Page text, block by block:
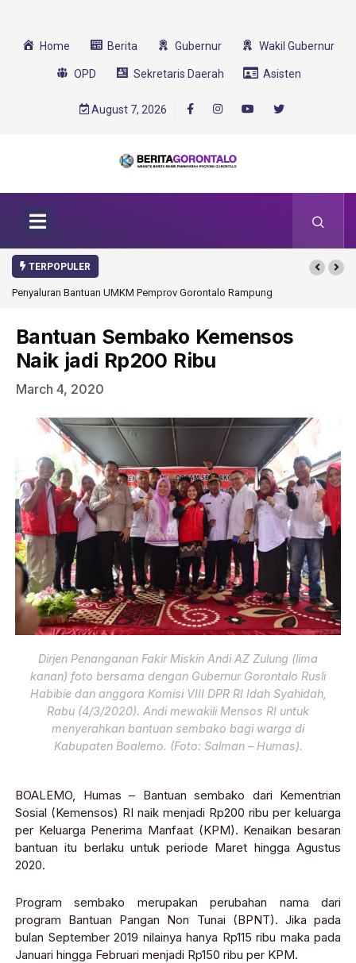
Home Berita Gubernur Wakil Gubernur
OPD Sekretaris Daerah Asisten
August 7, 2026
TERPOPULER
Penyaluran Bantuan UMKM Pemprov Gorontalo Rampung
Bantuan Sembako Kemensos
Naik jadi Rp200 Ribu
March 4, 2020
Dirjen Penanganan Fakir Miskin Andi AZ Zulung (lima
kanan) foto bersama dengan Gubernur Gorontalo Rusli
Habibie dan anggora Komisi VIII DPR RI Idah Syahidah,
Rabu (4/3/2020). Andi mewakili Mensos RI untuk
menyerahkan bantuan sembako bagi warga di
Kabupaten Boalemo. (Foto: Salman – Humas).
BOALEMO, Humas – Bantuan sembako dari Kementrian
Sosial (Kemensos) RI naik menjadi Rp200 ribu per keluarga
per Keluarga Penerima Manfaat (KPM). Kenaikan besaran
bantuan itu berlaku untuk periode Maret hingga Agustus
2020.
Program sembako merupakan perubahan nama dari
program Bantuan Pangan Non Tunai (BPNT). Jika pada
bulan September 2019 nilainya hanya Rp115 ribu maka pada
Januari hingga Februari menjadi Rp150 ribu per KPM.